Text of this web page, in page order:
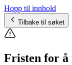
Hopp til innhold
Tilbake til søket
Fristen for å